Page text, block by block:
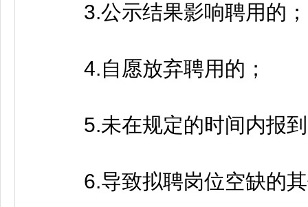
3.公示结果影响聘用的；
4.自愿放弃聘用的；
5.未在规定的时间内报到
6.导致拟聘岗位空缺的其